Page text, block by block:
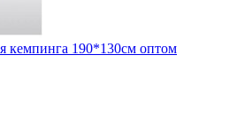
кемпинга 190*130см оптом